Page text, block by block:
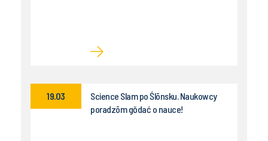
Science Slam po Ślōnsku. Naukowcy
poradzōm gŏdać o nauce!
19.03